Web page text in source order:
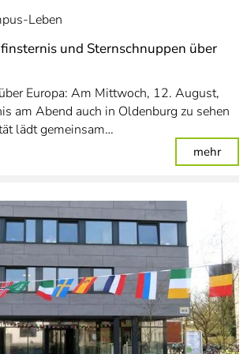
Leben
und Sternschnuppen über
Europa: Am Mittwoch, 12. August,
am Abend auch in Oldenburg zu sehen
lädt gemeinsam…
mehr: